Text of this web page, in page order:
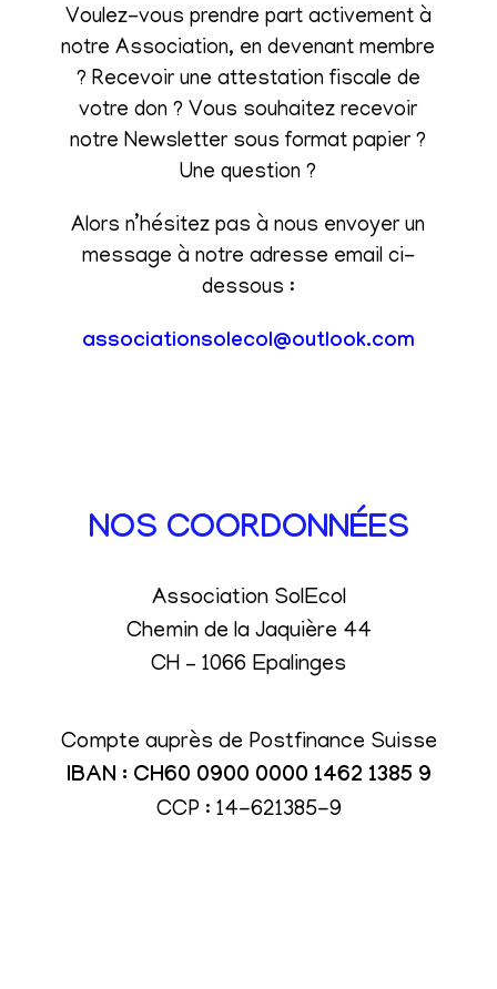
Voulez-vous prendre part activement à
notre Association, en devenant membre
? Recevoir une attestation fiscale de
votre don ? Vous souhaitez recevoir
notre Newsletter sous format papier ?
Une question ?
Alors n’hésitez pas à nous envoyer un
message à notre adresse email ci-
dessous :
associationsolecol@outlook.com
NOS COORDONNÉES
Association SolEcol
Chemin de la Jaquière 44
CH – 1066 Epalinges
Compte auprès de Postfinance Suisse
IBAN : CH60 0900 0000 1462 1385 9
CCP : 14-621385-9